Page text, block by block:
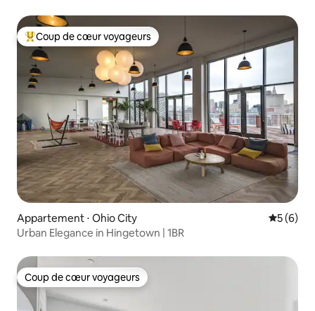
Coups de cœur voyageurs les plus appréciés
Coup de cœur voyageurs
Appartement ⋅ Ohio City
5 (6)
Urban Elegance in Hingetown | 1BR
Coup de cœur voyageurs
Coup de cœur voyageurs